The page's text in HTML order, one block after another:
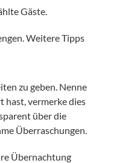
Gäste.
Weitere Tipps
zu geben. Nenne
hast, vermerke dies
über die
Überraschungen.
Übernachtung